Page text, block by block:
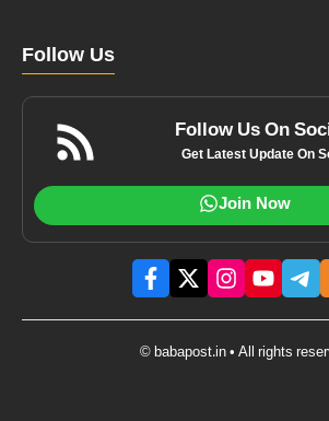
Follow Us
Follow Us On
Get Latest Update On
Join Now
© babapost.in • All rights